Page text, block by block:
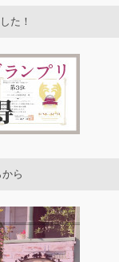
た！
ら